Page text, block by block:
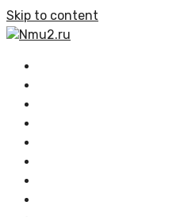
Skip to content
Nmu2.ru